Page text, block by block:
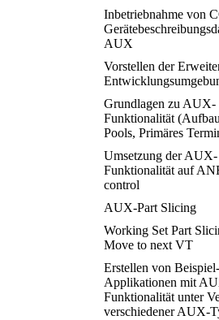
Inbetriebnahme von
AUX
Vorstellen der
Grundlagen zu AUX-
Funktionalität
Pools, Primäres
Umsetzung der AUX-
Funktionalität auf
control
AUX-Part Slicing
Working Set Part
Move to next VT
Erstellen von Beispiel-
Applikationen mit
Funktionalität unter
verschiedener AUX-